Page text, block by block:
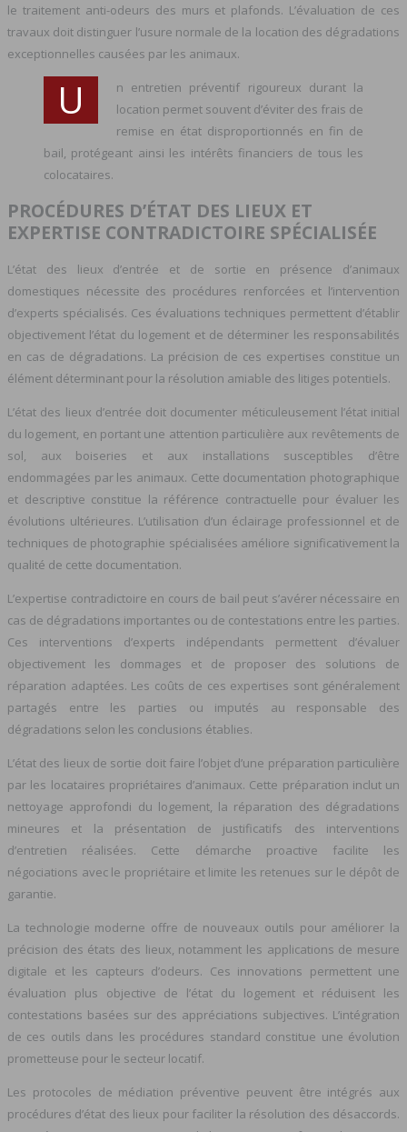
le traitement anti-odeurs des murs et plafonds. L’évaluation de ces
travaux doit distinguer l’usure normale de la location des dégradations
exceptionnelles causées par les animaux.
U
n entretien préventif rigoureux durant la
location permet souvent d’éviter des frais de
remise en état disproportionnés en fin de
bail, protégeant ainsi les intérêts financiers de tous les
colocataires.
PROCÉDURES D’ÉTAT DES LIEUX ET
EXPERTISE CONTRADICTOIRE SPÉCIALISÉE
L’état des lieux d’entrée et de sortie en présence d’animaux
domestiques nécessite des procédures renforcées et l’intervention
d’experts spécialisés. Ces évaluations techniques permettent d’établir
objectivement l’état du logement et de déterminer les responsabilités
en cas de dégradations. La précision de ces expertises constitue un
élément déterminant pour la résolution amiable des litiges potentiels.
L’état des lieux d’entrée doit documenter méticuleusement l’état initial
du logement, en portant une attention particulière aux revêtements de
sol, aux boiseries et aux installations susceptibles d’être
endommagées par les animaux. Cette documentation photographique
et descriptive constitue la référence contractuelle pour évaluer les
évolutions ultérieures. L’utilisation d’un éclairage professionnel et de
techniques de photographie spécialisées améliore significativement la
qualité de cette documentation.
L’expertise contradictoire en cours de bail peut s’avérer nécessaire en
cas de dégradations importantes ou de contestations entre les parties.
Ces interventions d’experts indépendants permettent d’évaluer
objectivement les dommages et de proposer des solutions de
réparation adaptées. Les coûts de ces expertises sont généralement
partagés entre les parties ou imputés au responsable des
dégradations selon les conclusions établies.
L’état des lieux de sortie doit faire l’objet d’une préparation particulière
par les locataires propriétaires d’animaux. Cette préparation inclut un
nettoyage approfondi du logement, la réparation des dégradations
mineures et la présentation de justificatifs des interventions
d’entretien réalisées. Cette démarche proactive facilite les
négociations avec le propriétaire et limite les retenues sur le dépôt de
garantie.
La technologie moderne offre de nouveaux outils pour améliorer la
précision des états des lieux, notamment les applications de mesure
digitale et les capteurs d’odeurs. Ces innovations permettent une
évaluation plus objective de l’état du logement et réduisent les
contestations basées sur des appréciations subjectives. L’intégration
de ces outils dans les procédures standard constitue une évolution
prometteuse pour le secteur locatif.
Les protocoles de médiation préventive peuvent être intégrés aux
procédures d’état des lieux pour faciliter la résolution des désaccords.